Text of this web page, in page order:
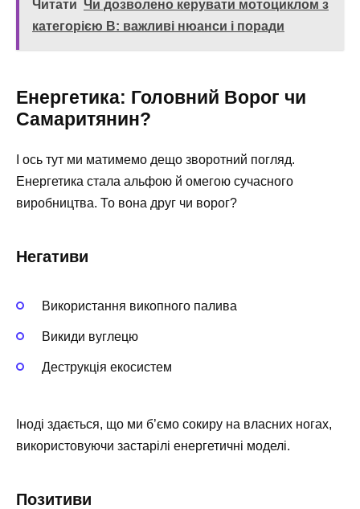
Читати Чи дозволено керувати мотоциклом з
категорією В: важливі нюанси і поради
Енергетика: Головний Ворог чи
Самаритянин?
І ось тут ми матимемо дещо зворотний погляд.
Енергетика стала альфою й омегою сучасного
виробництва. То вона друг чи ворог?
Негативи
Використання викопного палива
Викиди вуглецю
Деструкція екосистем
Іноді здається, що ми б’ємо сокиру на власних ногах,
використовуючи застарілі енергетичні моделі.
Позитиви